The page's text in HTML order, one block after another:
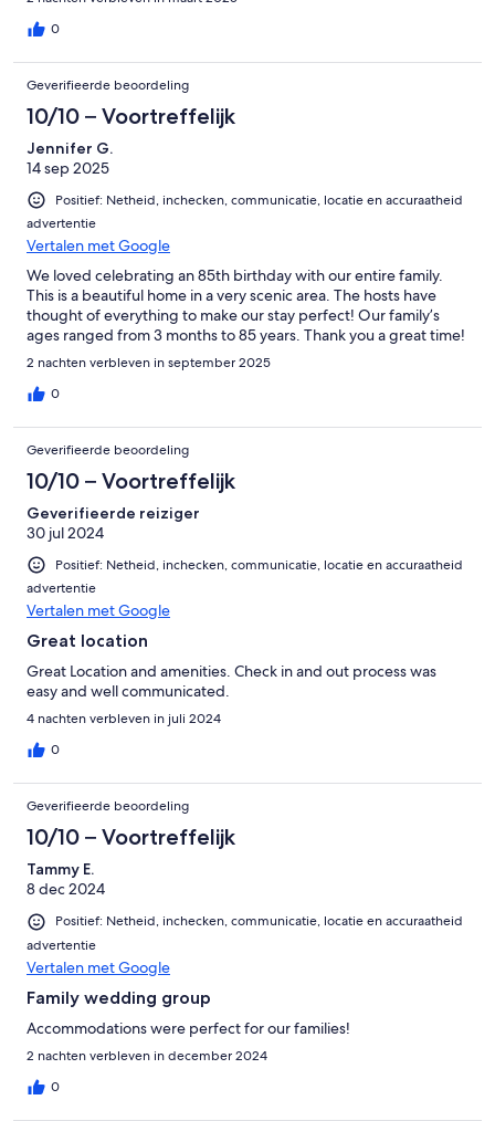
0
Geverifieerde beoordeling
10/10 – Voortreffelijk
Jennifer G.
14 sep 2025
Positief: Netheid, inchecken, communicatie, locatie en accuraatheid
advertentie
Vertalen met Google
We loved celebrating an 85th birthday with our entire family.
This is a beautiful home in a very scenic area. The hosts have
thought of everything to make our stay perfect! Our family’s
ages ranged from 3 months to 85 years. Thank you a great time!
2 nachten verbleven in september 2025
0
Geverifieerde beoordeling
10/10 – Voortreffelijk
Geverifieerde reiziger
30 jul 2024
Positief: Netheid, inchecken, communicatie, locatie en accuraatheid
advertentie
Vertalen met Google
Great location
Great Location and amenities. Check in and out process was
easy and well communicated.
4 nachten verbleven in juli 2024
0
Geverifieerde beoordeling
10/10 – Voortreffelijk
Tammy E.
8 dec 2024
Positief: Netheid, inchecken, communicatie, locatie en accuraatheid
advertentie
Vertalen met Google
Family wedding group
Accommodations were perfect for our families!
2 nachten verbleven in december 2024
0